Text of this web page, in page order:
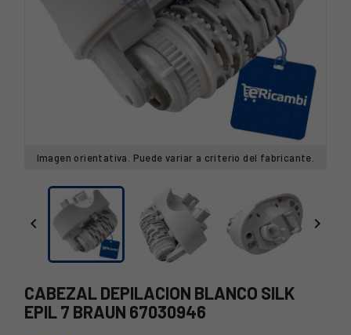
Imagen orientativa. Puede variar a criterio del fabricante.
 
CABEZAL DEPILACION BLANCO SILK
EPIL 7 BRAUN 67030946